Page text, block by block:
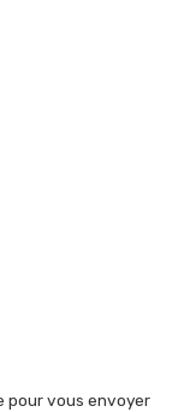
pour vous envoyer